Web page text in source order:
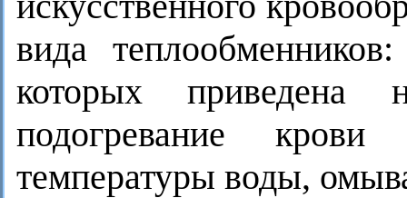
вида
которых
подогревание
температуры воды,